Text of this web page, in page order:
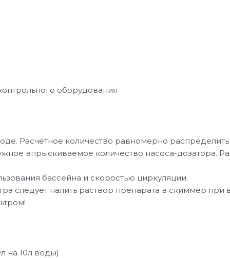
оборудования
Расчётное количество равномерно
впрыскиваемое количество насоса-дозатора.
бассейна и скоростью циркуляции.
следует налить раствор препарата в скиммер при
на 10л воды)